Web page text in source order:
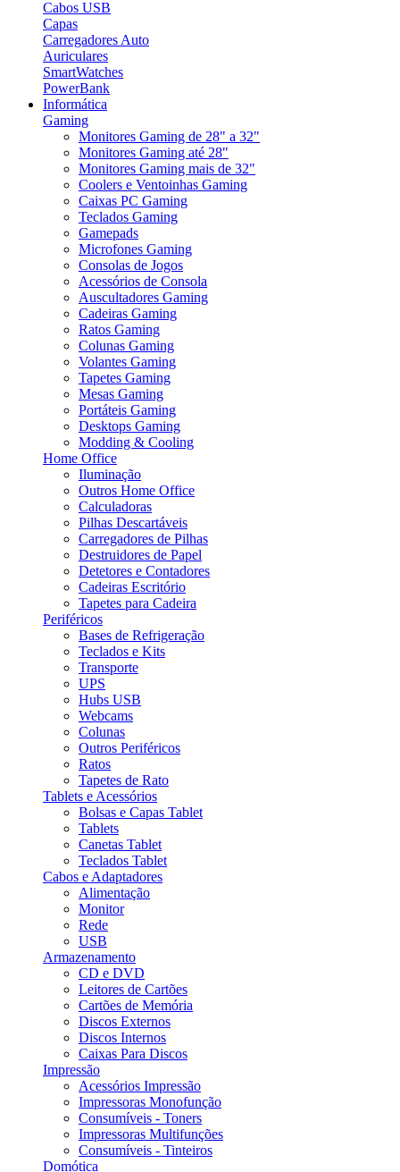
Cabos USB
Capas
Carregadores Auto
Auriculares
SmartWatches
PowerBank
Informática
Gaming
Monitores Gaming de 28" a 32"
Monitores Gaming até 28"
Monitores Gaming mais de 32"
Coolers e Ventoinhas Gaming
Caixas PC Gaming
Teclados Gaming
Gamepads
Microfones Gaming
Consolas de Jogos
Acessórios de Consola
Auscultadores Gaming
Cadeiras Gaming
Ratos Gaming
Colunas Gaming
Volantes Gaming
Tapetes Gaming
Mesas Gaming
Portáteis Gaming
Desktops Gaming
Modding & Cooling
Home Office
Iluminação
Outros Home Office
Calculadoras
Pilhas Descartáveis
Carregadores de Pilhas
Destruidores de Papel
Detetores e Contadores
Cadeiras Escritório
Tapetes para Cadeira
Periféricos
Bases de Refrigeração
Teclados e Kits
Transporte
UPS
Hubs USB
Webcams
Colunas
Outros Periféricos
Ratos
Tapetes de Rato
Tablets e Acessórios
Bolsas e Capas Tablet
Tablets
Canetas Tablet
Teclados Tablet
Cabos e Adaptadores
Alimentação
Monitor
Rede
USB
Armazenamento
CD e DVD
Leitores de Cartões
Cartões de Memória
Discos Externos
Discos Internos
Caixas Para Discos
Impressão
Acessórios Impressão
Impressoras Monofunção
Consumíveis - Toners
Impressoras Multifunções
Consumíveis - Tinteiros
Domótica